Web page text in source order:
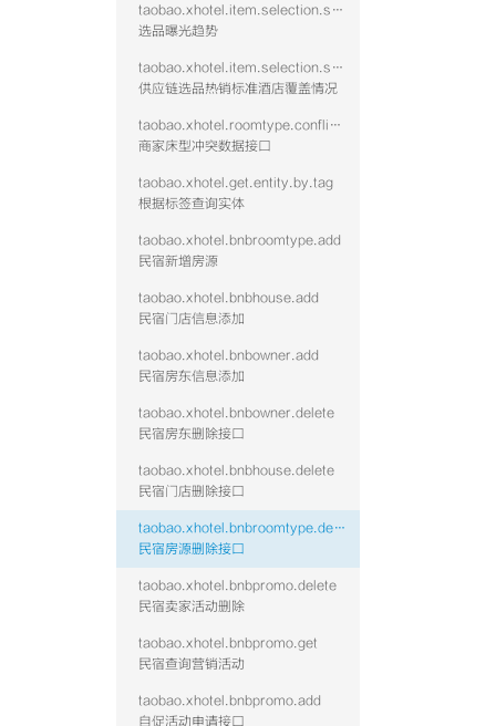
taobao.xhotel.item.selection.seller.stat.exposure
选品曝光趋势
taobao.xhotel.item.selection.seller.stat.hotshid
供应链选品热销标准酒店覆盖情况
taobao.xhotel.roomtype.conflict.data
商家床型冲突数据接口
taobao.xhotel.get.entity.by.tag
根据标签查询实体
taobao.xhotel.bnbroomtype.add
民宿新增房源
taobao.xhotel.bnbhouse.add
民宿门店信息添加
taobao.xhotel.bnbowner.add
民宿房东信息添加
taobao.xhotel.bnbowner.delete
民宿房东删除接口
taobao.xhotel.bnbhouse.delete
民宿门店删除接口
taobao.xhotel.bnbroomtype.delete
民宿房源删除接口
taobao.xhotel.bnbpromo.delete
民宿卖家活动删除
taobao.xhotel.bnbpromo.get
民宿查询营销活动
taobao.xhotel.bnbpromo.add
自促活动申请接口